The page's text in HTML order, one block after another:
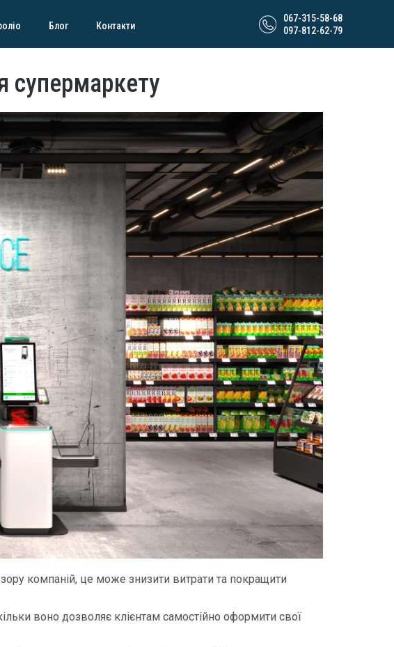
Блог Контакти
067-315-58-68
097-812-62-79
супермаркету
зору компаній, це може знизити витрати та покращити
воно дозволяє клієнтам самостійно оформити свої